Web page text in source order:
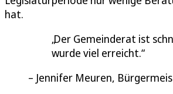
hat.
Der Gemeinderat ist
wurde viel erreicht.
Jennifer Meuren,